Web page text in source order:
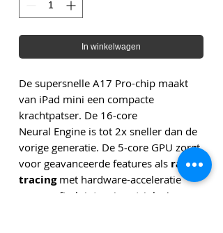
In winkelwagen
De supersnelle A17 Pro-chip maakt
van iPad mini een compacte
krachtpatser. De 16‑core
Neural Engine is tot 2x sneller dan de
vorige generatie. De 5‑core GPU zorgt
voor geavanceerde features als ray
tracingmet hardware-acceleratie
voor grafisch intensieve triple‑A